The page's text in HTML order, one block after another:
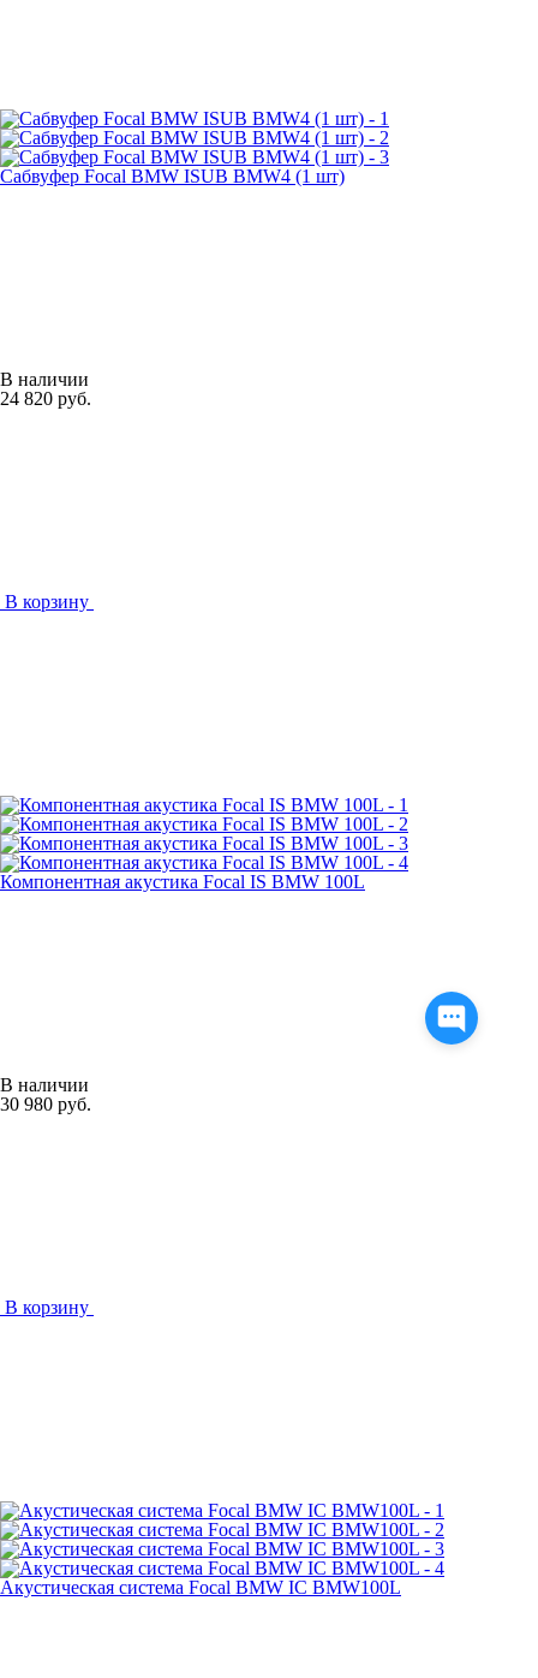
Сабвуфер Focal BMW ISUB BMW4 (1 шт)
В наличии
24 820 руб.
В корзину
Компонентная акустика Focal IS BMW 100L
В наличии
30 980 руб.
В корзину
Акустическая система Focal BMW IC BMW100L